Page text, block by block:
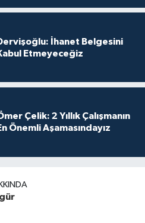
İhanet Belgesini
Etmeyeceğiz
Çelik: 2 Yıllık Çalışmanın
Önemli Aşamasındayız